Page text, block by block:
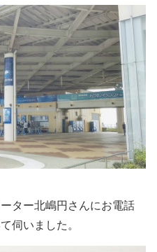
ター北嶋円さんにお電話
伺いました。